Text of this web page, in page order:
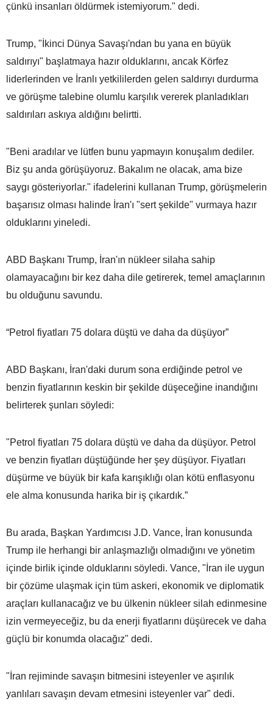
çünkü insanları öldürmek istemiyorum." dedi.
Trump, "İkinci Dünya Savaşı'ndan bu yana en büyük
saldırıyı" başlatmaya hazır olduklarını, ancak Körfez
liderlerinden ve İranlı yetkililerden gelen saldırıyı durdurma
ve görüşme talebine olumlu karşılık vererek planladıkları
saldırıları askıya aldığını belirtti.
"Beni aradılar ve lütfen bunu yapmayın konuşalım dediler.
Biz şu anda görüşüyoruz. Bakalım ne olacak, ama bize
saygı gösteriyorlar." ifadelerini kullanan Trump, görüşmelerin
başarısız olması halinde İran'ı "sert şekilde" vurmaya hazır
olduklarını yineledi.
ABD Başkanı Trump, İran'ın nükleer silaha sahip
olamayacağını bir kez daha dile getirerek, temel amaçlarının
bu olduğunu savundu.
“Petrol fiyatları 75 dolara düştü ve daha da düşüyor”
ABD Başkanı, İran'daki durum sona erdiğinde petrol ve
benzin fiyatlarının keskin bir şekilde düşeceğine inandığını
belirterek şunları söyledi:
"Petrol fiyatları 75 dolara düştü ve daha da düşüyor. Petrol
ve benzin fiyatları düştüğünde her şey düşüyor. Fiyatları
düşürme ve büyük bir kafa karışıklığı olan kötü enflasyonu
ele alma konusunda harika bir iş çıkardık.”
Bu arada, Başkan Yardımcısı J.D. Vance, İran konusunda
Trump ile herhangi bir anlaşmazlığı olmadığını ve yönetim
içinde birlik içinde olduklarını söyledi. Vance, "İran ile uygun
bir çözüme ulaşmak için tüm askeri, ekonomik ve diplomatik
araçları kullanacağız ve bu ülkenin nükleer silah edinmesine
izin vermeyeceğiz, bu da enerji fiyatlarını düşürecek ve daha
güçlü bir konumda olacağız" dedi.
"İran rejiminde savaşın bitmesini isteyenler ve aşırılık
yanlıları savaşın devam etmesini isteyenler var" dedi.